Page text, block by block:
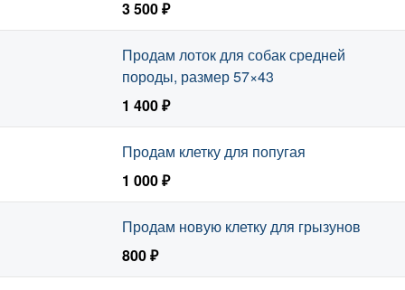
3 500 ₽
Продам лоток для собак средней
породы, размер 57×43
1 400 ₽
Продам клетку для попугая
1 000 ₽
Продам новую клетку для грызунов
800 ₽